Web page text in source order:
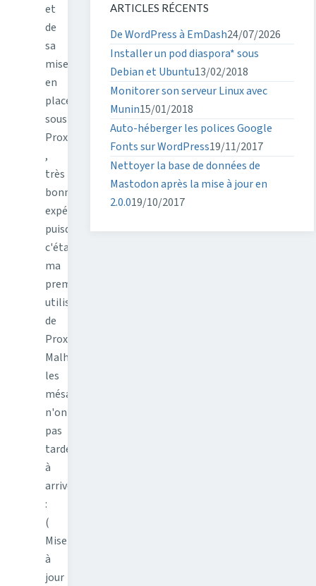
et
de
sa
mise
en
place
sous
Proxmox
,
très
bonne
expérience
puisque
c'était
ma
première
utilisation
de
Proxmox.
Malheureusement,
les
mésaventures
n'ont
pas
tardé
à
arriver
:
(
Mise
à
jour
ARTICLES RÉCENTS
De WordPress à EmDash24/07/2026
Installer un pod diaspora* sous
Debian et Ubuntu13/02/2018
Monitorer son serveur Linux avec
Munin15/01/2018
Auto-héberger les polices Google
Fonts sur WordPress19/11/2017
Nettoyer la base de données de
Mastodon après la mise à jour en
2.0.019/10/2017